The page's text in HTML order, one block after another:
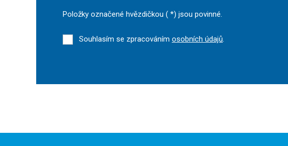
Položky označené hvězdičkou ( *) jsou povinné.
Souhlasím se zpracováním osobních údajů.